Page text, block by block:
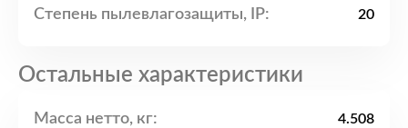
Степень пылевлагозащиты, IP: 20
Остальные характеристики
Масса нетто, кг: 4.508